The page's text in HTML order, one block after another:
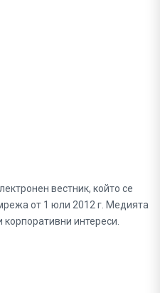
вестник, който се
от 1 юли 2012 г. Медията
интереси.